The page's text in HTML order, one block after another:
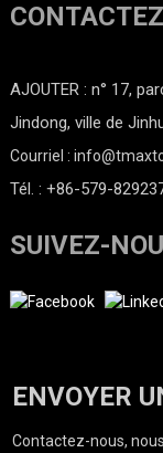
AJOUTER : n° 17,
Jindong, ville de
Courriel :
Tél. : +86-579-
SUIVEZ-
ENVOYER
Contactez-nous,